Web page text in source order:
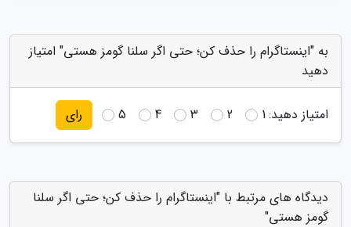
به "اینستاگرام را حذف کن؛ حتی اگر سلنا گومز هستی" امتیاز
دهید
امتیاز دهید:1
2
3
4
5 رای
دیدگاه های مرتبط با "اینستاگرام را حذف کن؛ حتی اگر سلنا
گومز هستی"